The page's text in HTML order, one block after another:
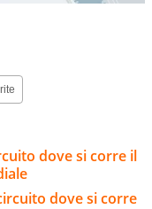
dove si corre il
dove si corre